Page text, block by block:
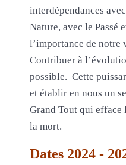
interdépendances
Nature, avec le Passé
l’importance de notre
Contribuer à
possible. Cette
et établir en nous un
Grand Tout qui efface
la mort.
Dates 2024 -